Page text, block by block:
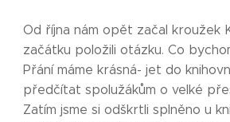
Od října nám opět začal kroužek
začátku položili otázku. Co
Přání máme krásná- jet do
předčítat spolužákům o velké
Zatím jsme si odškrtli splněno u